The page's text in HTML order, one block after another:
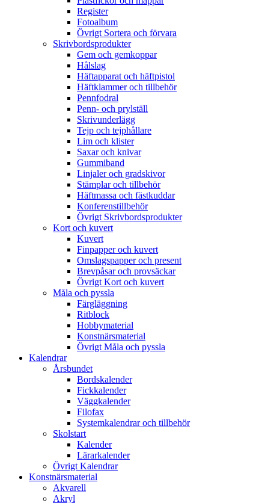
Register
Fotoalbum
Övrigt Sortera och förvara
Skrivbordsprodukter
Gem och gemkoppar
Hålslag
Häftapparat och häftpistol
Häftklammer och tillbehör
Pennfodral
Penn- och prylställ
Skrivunderlägg
Tejp och tejphållare
Lim och klister
Saxar och knivar
Gummiband
Linjaler och gradskivor
Stämplar och tillbehör
Häftmassa och fästkuddar
Konferenstillbehör
Övrigt Skrivbordsprodukter
Kort och kuvert
Kuvert
Finpapper och kuvert
Omslagspapper och present
Brevpåsar och provsäckar
Övrigt Kort och kuvert
Måla och pyssla
Färgläggning
Ritblock
Hobbymaterial
Konstnärsmaterial
Övrigt Måla och pyssla
Kalendrar
Årsbundet
Bordskalender
Fickkalender
Väggkalender
Filofax
Systemkalendrar och tillbehör
Skolstart
Kalender
Lärarkalender
Övrigt Kalendrar
Konstnärsmaterial
Akvarell
Akryl